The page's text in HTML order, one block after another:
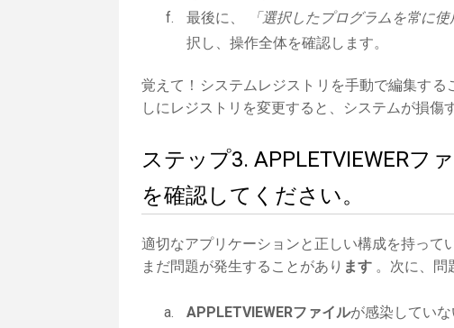
最後に、
「選択したプログラムを常に
択し、操作全体を確認します。
覚えて！システムレジストリを手動で編集す
しにレジストリを変更すると、システムが損傷
ステップ3. APPLETVIEWERフ
を確認してください。
適切なアプリケーションと正しい構成を持って
まだ問題が発生することがあり ます 。次に、問
APPLETVIEWERファイルが感染してい